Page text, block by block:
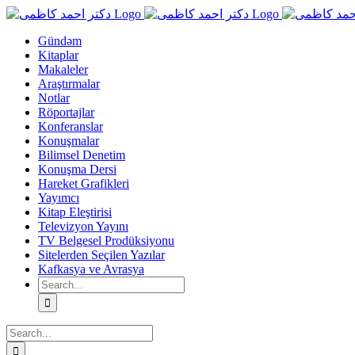
Skip
contentGündəm
Kitaplar
Makaleler
Araştırmalar
Notlar
Röportajlar
Konferanslar
Konuşmalar
Bilimsel Denetim
Konuşma Dersi
Hareket Grafikleri
Yayımcı
Kitap Eleştirisi
Televizyon Yayını
TV Belgesel Prodüksiyonu
Sitelerden Seçilen Yazılar
Kafkasya ve Avrasya
Search
for:
Search
for: